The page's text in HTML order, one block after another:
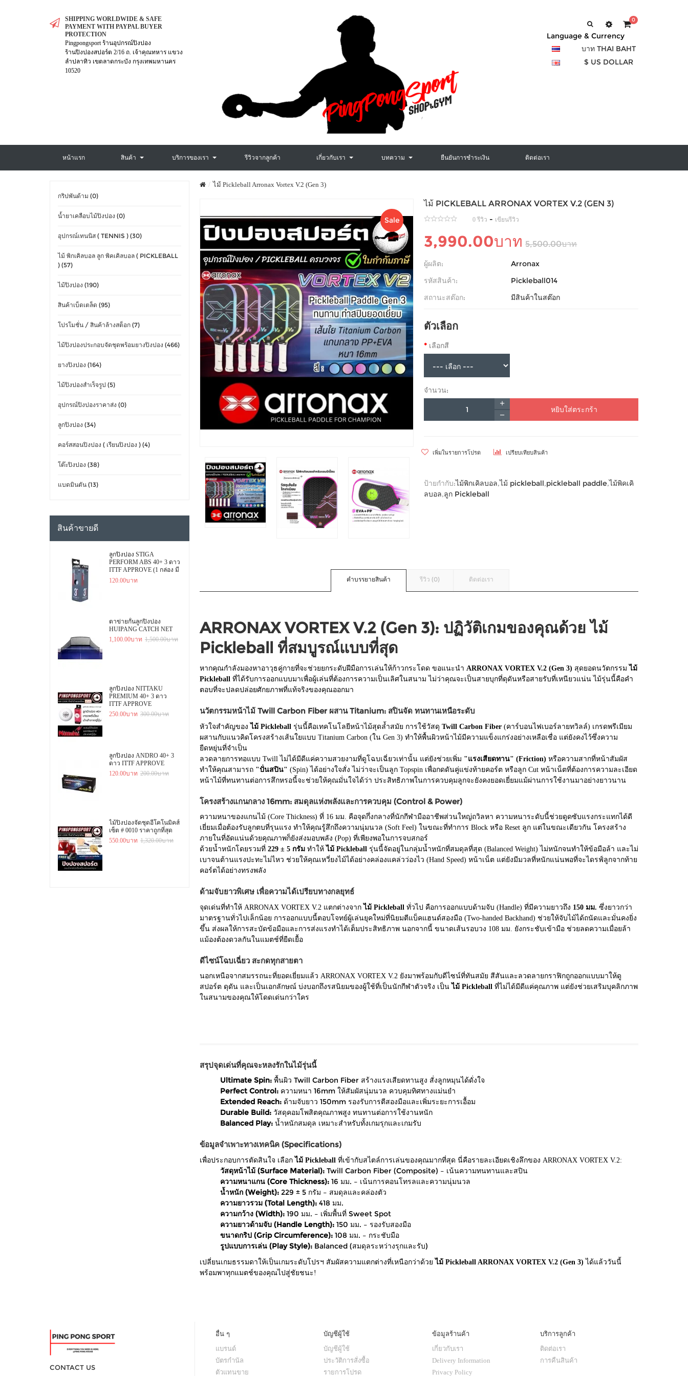
SHIPPING WORLDWIDE & SAFE
PAYMENT WITH PAYPAL BUYER
PROTECTION
Pingpongsport ร้านอุปกรณ์ปิงปอง
ร้านปิงปองสปอร์ต 2/16 ถ. เจ้าคุณทหาร แขวง
ลำปลาทิว เขตลาดกระบัง กรุงเทพมหานคร
10520
0
Language & Currency
บาท THAI BAHT
$ US DOLLAR
หน้าแรก สินค้า บริการของเรา รีวิวจากลูกค้า เกี่ยวกับเรา บทความ ยืนยันการชำระเงิน ติดต่อเรา
กริปพันด้าม (0)
น้ำยาเคลือบไม้ปิงปอง (0)
อุปกรณ์เทนนิส ( TENNIS ) (30)
ไม้ พิกเคิลบอล ลูก พิคเคิลบอล ( PICKLEBALL
) (57)
ไม้ปิงปอง (190)
สินค้าเบ็ดเตล็ด (95)
โปรโมชั่น / สินค้าล้างสต็อก (7)
ไม้ปิงปองประกอบจัดชุดพร้อมยางปิงปอง (466)
ยางปิงปอง (164)
ไม้ปิงปองสำเร็จรูป (5)
อุปกรณ์ปิงปองราคาส่ง (0)
ลูกปิงปอง (34)
คอร์สสอนปิงปอง ( เรียนปิงปอง ) (4)
โต๊ะปิงปอง (38)
แบดมินตัน (13)
สินค้าขายดี
ลูกปิงปอง STIGA
PERFORM ABS 40+ 3 ดาว
ITTF APPROVE (1 กล่อง มี
3 ลูก)
120.00บาท
ตาข่ายกั้นลูกปิงปอง
HUIPANG CATCH NET
1,100.00บาท 1,500.00บาท
ลูกปิงปอง NITTAKU
PREMIUM 40+ 3 ดาว
ITTF APPROVE
250.00บาท 300.00บาท
ลูกปิงปอง ANDRO 40+ 3
ดาว ITTF APPROVE
120.00บาท 200.00บาท
ไม้ปิงปองจัดชุดอีโคโนมิคส์
เซ็ต # 0010 ราคาถูกที่สุด
550.00บาท 1,320.00บาท
ไม้ Pickleball Arronax Vortex V.2 (Gen 3)
Sale
ไม้ PICKLEBALL ARRONAX VORTEX V.2 (GEN 3)
0 รีวิว - เขียนรีวิว
3,990.00บาท 5,500.00บาท
ผู้ผลิต:
Arronax
รหัสสินค้า:
Pickleball014
สถานะสต๊อก:
มีสินค้าในสต๊อก
ตัวเลือก
เลือกสี
จำนวน:
หยิบใส่ตระกร้า
เพิ่มในรายการโปรด เปรียบเทียบสินค้า
ป้ายกำกับ:ไม้พิกเคิลบอล,ไม้ pickleball,pickleball paddle,ไม้พิคเคิ
ลบอล,ลูก Pickleball
คำบรรยายสินค้า รีวิว (0) ติดต่อเรา
ARRONAX VORTEX V.2 (Gen 3): ปฏิวัติเกมของคุณด้วย ไม้
Pickleball ที่สมบูรณ์แบบที่สุด
หากคุณกำลังมองหาอาวุธคู่กายที่จะช่วยยกระดับฝีมือการเล่นให้ก้าวกระโดด ขอแนะนำ ARRONAX VORTEX V.2 (Gen 3) สุดยอดนวัตกรรม ไม้
Pickleballที่ได้รับการออกแบบมาเพื่อผู้เล่นที่ต้องการความเป็นเลิศในสนาม ไม่ว่าคุณจะเป็นสายบุกที่ดุดันหรือสายรับที่เหนียวแน่น ไม้รุ่นนี้คือคำ
ตอบที่จะปลดปล่อยศักยภาพที่แท้จริงของคุณออกมา
นวัตกรรมหน้าไม้ Twill Carbon Fiber ผสาน Titanium: สปินจัด ทนทานเหนือระดับ
หัวใจสำคัญของ ไม้ Pickleball รุ่นนี้คือเทคโนโลยีหน้าไม้สุดล้ำสมัย การใช้วัสดุ Twill Carbon Fiber(คาร์บอนไฟเบอร์ลายทวิลล์) เกรดพรีเมียม
ผสานกับแนวคิดโครงสร้างเส้นใยแบบ Titanium Carbon (ใน Gen 3) ทำให้พื้นผิวหน้าไม้มีความแข็งแกร่งอย่างเหลือเชื่อ แต่ยังคงไว้ซึ่งความ
ยืดหยุ่นที่จำเป็น
ลวดลายการทอแบบ Twill ไม่ได้มีดีแค่ความสวยงามที่ดูโฉบเฉี่ยวเท่านั้น แต่ยังช่วยเพิ่ม "แรงเสียดทาน" (Friction) หรือความสากที่หน้าสัมผัส
ทำให้คุณสามารถ "ปั่นสปิน" (Spin) ได้อย่างใจสั่ง ไม่ว่าจะเป็นลูก Topspin เพื่อกดดันคู่แข่งท้ายคอร์ต หรือลูก Cut หน้าเน็ตที่ต้องการความละเอียด
หน้าไม้ที่ทนทานต่อการสึกหรอนี้จะช่วยให้คุณมั่นใจได้ว่า ประสิทธิภาพในการควบคุมลูกจะยังคงยอดเยี่ยมแม้ผ่านการใช้งานมาอย่างยาวนาน
โครงสร้างแกนกลาง 16mm: สมดุลแห่งพลังและการควบคุม (Control & Power)
ความหนาของแกนไม้ (Core Thickness) ที่ 16 มม. คือจุดกึ่งกลางที่นักกีฬามืออาชีพส่วนใหญ่ถวิลหา ความหนาระดับนี้ช่วยดูดซับแรงกระแทกได้ดี
เยี่ยมเมื่อต้องรับลูกตบที่รุนแรง ทำให้คุณรู้สึกถึงความนุ่มนวล (Soft Feel) ในขณะที่ทำการ Block หรือ Reset ลูก แต่ในขณะเดียวกัน โครงสร้าง
ภายในที่อัดแน่นด้วยคุณภาพก็ยังส่งมอบพลัง (Pop) ที่เพียงพอในการจบสกอร์
ด้วยน้ำหนักโดยรวมที่ 229 ± 5 กรัมทำให้ ไม้ Pickleballรุ่นนี้จัดอยู่ในกลุ่มน้ำหนักที่สมดุลที่สุด (Balanced Weight) ไม่หนักจนทำให้ข้อมือล้า และไม่
เบาจนต้านแรงปะทะไม่ไหว ช่วยให้คุณเหวี่ยงไม้ได้อย่างคล่องแคล่วว่องไว (Hand Speed) หน้าเน็ต แต่ยังมีมวลที่หนักแน่นพอที่จะไดรฟ์ลูกจากท้าย
คอร์ตได้อย่างทรงพลัง
ด้ามจับยาวพิเศษ เพื่อความได้เปรียบทางกลยุทธ์
จุดเด่นที่ทำให้ ARRONAX VORTEX V.2 แตกต่างจาก ไม้ Pickleball ทั่วไป คือการออกแบบด้ามจับ (Handle) ที่มีความยาวถึง 150 มม. ซึ่งยาวกว่า
มาตรฐานทั่วไปเล็กน้อย การออกแบบนี้ตอบโจทย์ผู้เล่นยุคใหม่ที่นิยมตีแบ็คแฮนด์สองมือ (Two-handed Backhand) ช่วยให้จับไม้ได้ถนัดและมั่นคงยิ่ง
ขึ้น ส่งผลให้การสะบัดข้อมือและการส่งแรงทำได้เต็มประสิทธิภาพ นอกจากนี้ ขนาดเส้นรอบวง 108 มม. ยังกระชับเข้ามือ ช่วยลดความเมื่อยล้า
แม้องต้องดวลกันในแมตช์ที่ยืดเยื้อ
ดีไซน์โฉบเฉี่ยว สะกดทุกสายตา
นอกเหนือจากสมรรถนะที่ยอดเยี่ยมแล้ว ARRONAX VORTEX V.2 ยังมาพร้อมกับดีไซน์ที่ทันสมัย สีสันและลวดลายกราฟิกถูกออกแบบมาให้ดู
สปอร์ต ดุดัน และเป็นเอกลักษณ์ บ่งบอกถึงรสนิยมของผู้ใช้ที่เป็นนักกีฬาตัวจริง เป็น ไม้ Pickleballที่ไม่ได้มีดีแค่คุณภาพ แต่ยังช่วยเสริมบุคลิกภาพ
ในสนามของคุณให้โดดเด่นกว่าใคร
สรุปจุดเด่นที่คุณจะหลงรักในไม้รุ่นนี้
Ultimate Spin:พื้นผิว Twill Carbon Fiber สร้างแรงเสียดทานสูง สั่งลูกหมุนได้ดั่งใจ
Perfect Control:ความหนา 16mm ให้สัมผัสนุ่มนวล ควบคุมทิศทางแม่นยำ
Extended Reach:ด้ามจับยาว 150mm รองรับการตีสองมือและเพิ่มระยะการเอื้อม
Durable Build:วัสดุคอมโพสิตคุณภาพสูง ทนทานต่อการใช้งานหนัก
Balanced Play:น้ำหนักสมดุล เหมาะสำหรับทั้งเกมรุกและเกมรับ
ข้อมูลจำเพาะทางเทคนิค (Specifications)
เพื่อประกอบการตัดสินใจ เลือก ไม้ Pickleball ที่เข้ากับสไตล์การเล่นของคุณมากที่สุด นี่คือรายละเอียดเชิงลึกของ ARRONAX VORTEX V.2:
วัสดุหน้าไม้ (Surface Material):Twill Carbon Fiber (Composite) – เน้นความทนทานและสปิน
ความหนาแกน (Core Thickness):16 มม. – เน้นการคอนโทรลและความนุ่มนวล
น้ำหนัก (Weight):229 ± 5 กรัม – สมดุลและคล่องตัว
ความยาวรวม (Total Length):418 มม.
ความกว้าง (Width):190 มม. – เพิ่มพื้นที่ Sweet Spot
ความยาวด้ามจับ (Handle Length):150 มม. – รองรับสองมือ
ขนาดกริป (Grip Circumference):108 มม. – กระชับมือ
รูปแบบการเล่น (Play Style):Balanced (สมดุลระหว่างรุกและรับ)
เปลี่ยนเกมธรรมดาให้เป็นเกมระดับโปรฯ สัมผัสความแตกต่างที่เหนือกว่าด้วย ไม้ Pickleball ARRONAX VORTEX V.2 (Gen 3) ได้แล้ววันนี้
พร้อมพาทุกแมตช์ของคุณไปสู่ชัยชนะ!
CONTACT US
อื่น ๆ
แบรนด์
บัตรกำนัล
ตัวแทนขาย
บัญชีผู้ใช้
บัญชีผู้ใช้
ประวัติการสั่งซื้อ
รายการโปรด
ข้อมูลร้านค้า
เกี่ยวกับเรา
Delivery Information
Privacy Policy
บริการลูกค้า
ติดต่อเรา
การคืนสินค้า